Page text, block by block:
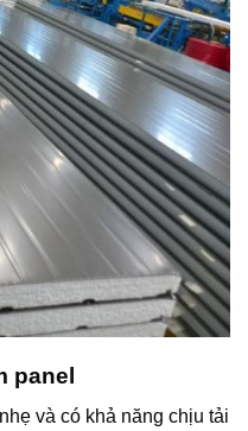
panel
và có khả năng chịu tải